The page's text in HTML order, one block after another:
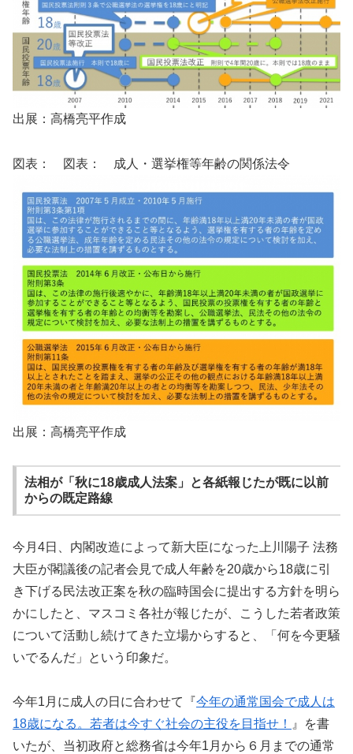
出展：高橋亮平作成
図表： 図表： 成人・選挙権等年齢の関係法令
出展：高橋亮平作成
法相が「秋に18歳成人法案」と各紙報じたが既に以前
からの既定路線
今月4日、内閣改造によって新大臣になった上川陽子 法務
大臣が閣議後の記者会見で成人年齢を20歳から18歳に引
き下げる民法改正案を秋の臨時国会に提出する方針を明ら
かにしたと、マスコミ各社が報じたが、こうした若者政策
について活動し続けてきた立場からすると、「何を今更騒
いでるんだ」という印象だ。
今年1月に成人の日に合わせて『今年の通常国会で成人は
18歳になる。若者は今すぐ社会の主役を目指せ！
』を書
いたが、当初政府と総務省は今年1月から６月までの通常